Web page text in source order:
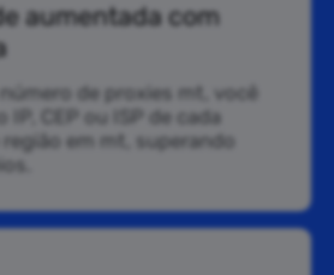
aumentada com
número de proxies mt, você
CEP ou ISP de cada
região em mt, superando